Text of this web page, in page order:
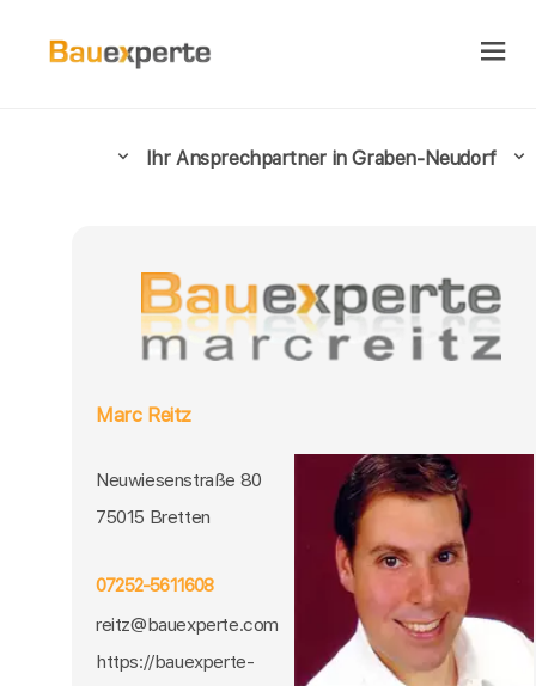
Ihr Ansprechpartner in Graben-Neudorf
Marc Reitz
Neuwiesenstraße 80
75015 Bretten
07252-5611608
reitz@bauexperte.com
https://bauexperte-